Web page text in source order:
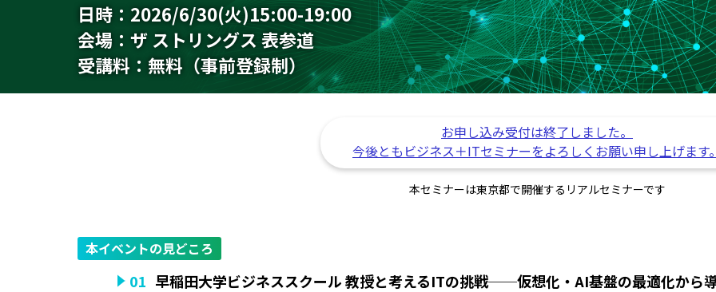
日時： 2026/6/30(火)15:00-19:00
会場： ザ ストリングス 表参道
受講料： 無料（事前登録制）
お申し込み受付は終了しました。
今後ともビジネス＋ITセミナーをよろしくお願い申し上げます
本セミナーは東京都で開催するリアルセミナーです
本イベントの見どころ
01 早稲田大学ビジネススクール 教授と考えるITの挑戦──仮想化・AI基盤の最適化から